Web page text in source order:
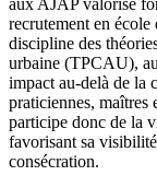
recrutement en école
discipline des
urbaine (TPCAU),
impact au-delà de la
praticiennes, maîtres
participe donc de la
favorisant sa
consécration.